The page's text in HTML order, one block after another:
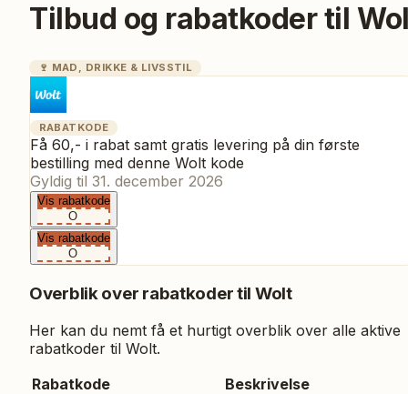
Tilbud og rabatkoder til
🍷 MAD, DRIKKE & LIVSSTIL
RABATKODE
Få 60,- i rabat samt gratis levering på din første
bestilling med denne Wolt kode
Gyldig til 31. december 2026
Vis rabatkode
O
Vis rabatkode
O
Overblik over rabatkoder til Wolt
Her kan du nemt få et hurtigt overblik over alle aktive
rabatkoder til Wolt.
Rabatkode
Beskrivelse